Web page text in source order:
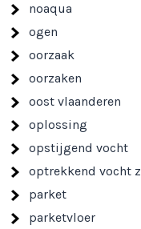
noaqua
ogen
oorzaak
oorzaken
oost vlaanderen
oplossing
opstijgend vocht
optrekkend vocht
parket
parketvloer